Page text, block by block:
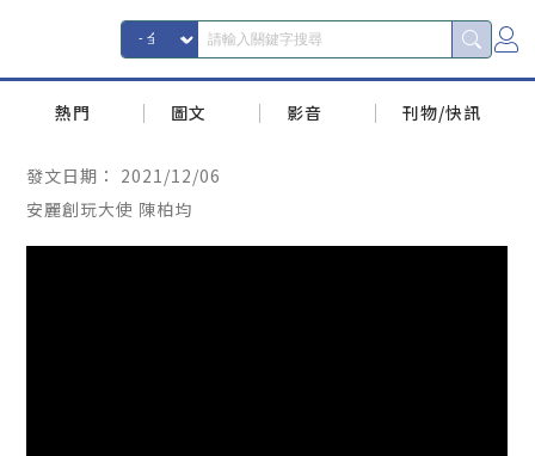
熱門 圖文 影音 刊物/快訊
發文日期： 2021/12/06
安麗創玩大使 陳柏均